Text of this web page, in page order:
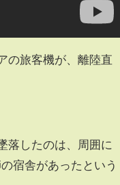
の旅客機が、離陸直
落したのは、周囲に
宿舎があったという